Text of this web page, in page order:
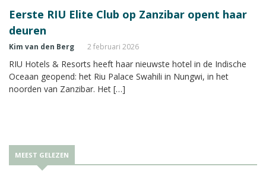
Eerste RIU Elite Club op Zanzibar opent haar
deuren
Kim van den Berg 2 februari 2026
RIU Hotels & Resorts heeft haar nieuwste hotel in de Indische
Oceaan geopend: het Riu Palace Swahili in Nungwi, in het
noorden van Zanzibar. Het […]
MEEST GELEZEN